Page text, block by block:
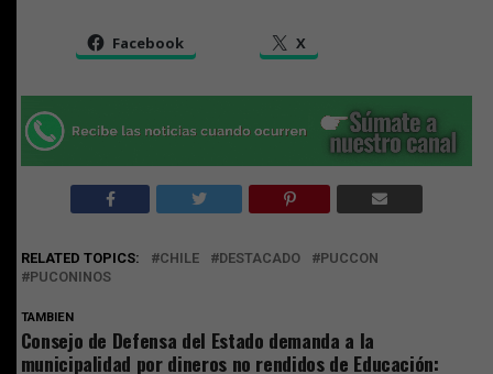
Facebook X
RELATED TOPICS: CHILE DESTACADO
PUCCON
PUCONINOS
TAMBIEN
Consejo de Defensa del Estado demanda a la
municipalidad por dineros no rendidos de Educación: